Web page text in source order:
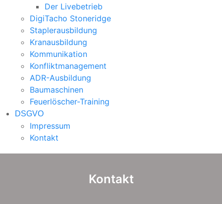
Der Livebetrieb
DigiTacho Stoneridge
Staplerausbildung
Kranausbildung
Kommunikation
Konfliktmanagement
ADR-Ausbildung
Baumaschinen
Feuerlöscher-Training
DSGVO
Impressum
Kontakt
Kontakt